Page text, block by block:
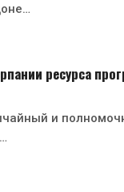
ресурса
и